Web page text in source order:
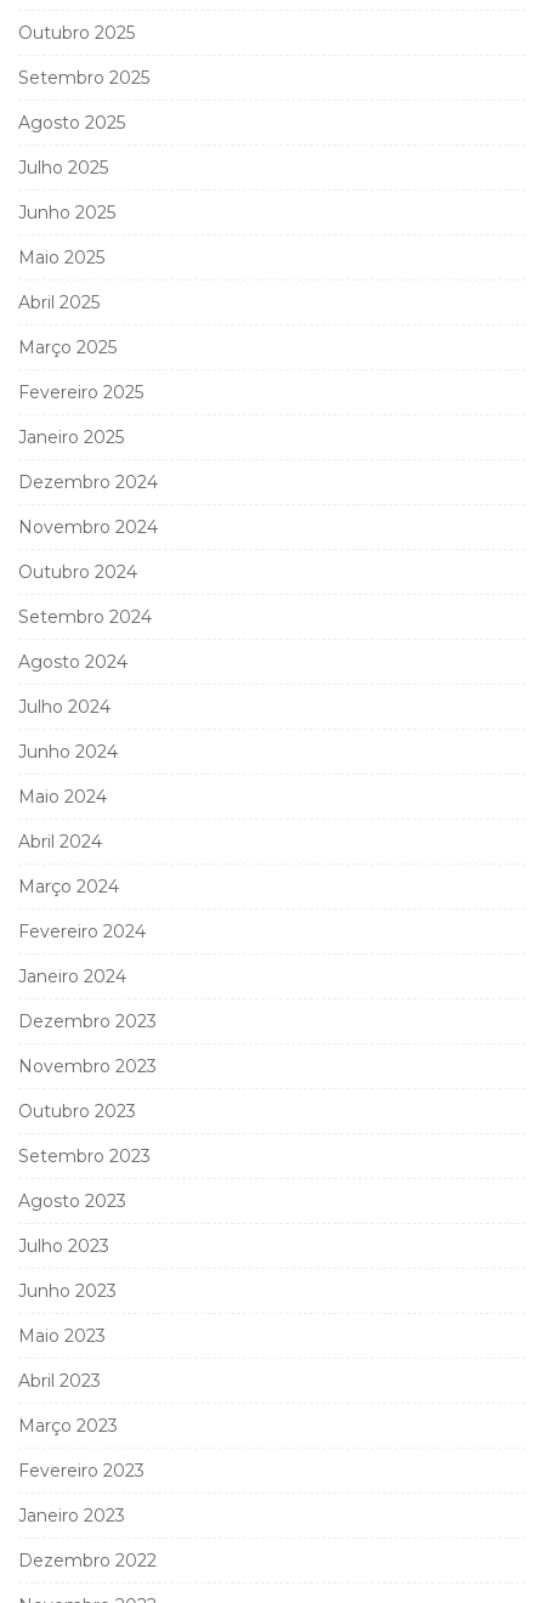
Outubro 2025
Setembro 2025
Agosto 2025
Julho 2025
Junho 2025
Maio 2025
Abril 2025
Março 2025
Fevereiro 2025
Janeiro 2025
Dezembro 2024
Novembro 2024
Outubro 2024
Setembro 2024
Agosto 2024
Julho 2024
Junho 2024
Maio 2024
Abril 2024
Março 2024
Fevereiro 2024
Janeiro 2024
Dezembro 2023
Novembro 2023
Outubro 2023
Setembro 2023
Agosto 2023
Julho 2023
Junho 2023
Maio 2023
Abril 2023
Março 2023
Fevereiro 2023
Janeiro 2023
Dezembro 2022